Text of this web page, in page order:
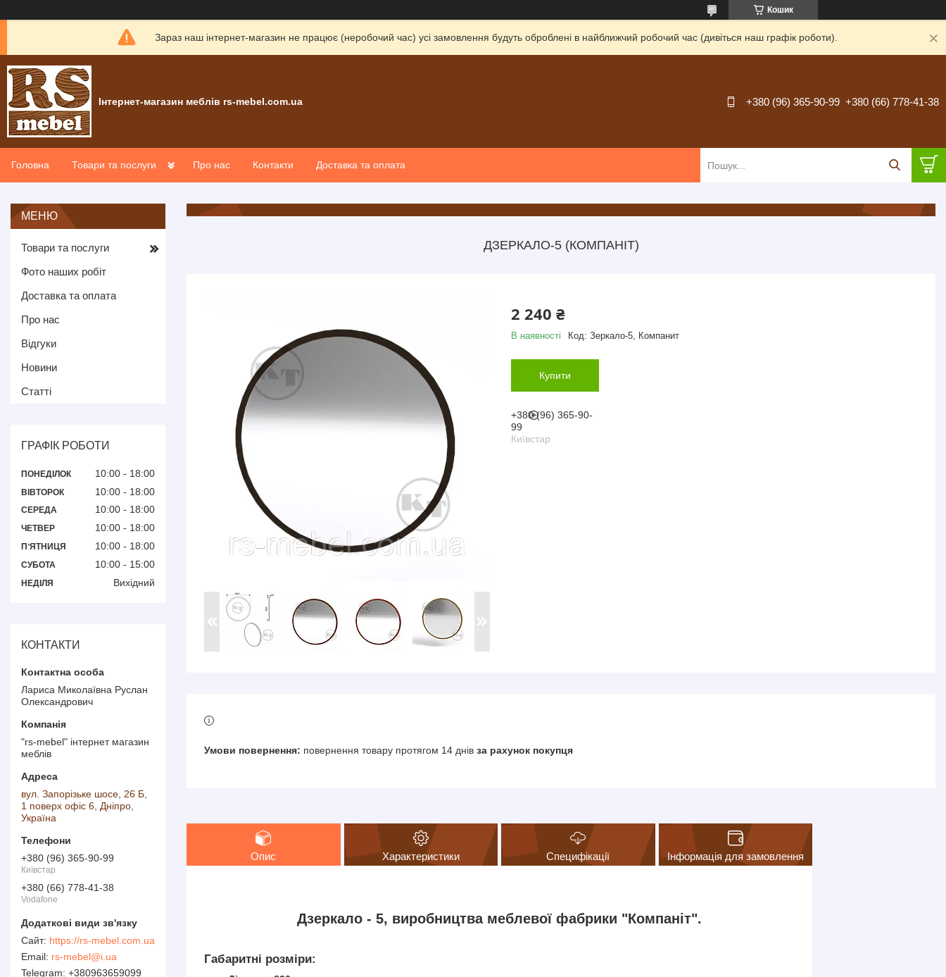
Кошик
Зараз наш інтернет-магазин не працює (неробочий час) усі замовлення будуть оброблені в найближчий робочий час (дивіться наш графік роботи).
Інтернет-магазин меблів rs-mebel.com.ua +380 (96) 365-90-99 +380 (66) 778-41-38
Головна Товари та послуги Про нас Контакти Доставка та оплата
ДЗЕРКАЛО-5 (КОМПАНІТ)
2 240 ₴
В наявності Код: Зеркало-5, Компанит
Купити
+380 (96) 365-90-
99
Київстар
повернення товару протягом 14 днів за рахунок покупця
Опис Характеристики Специфікації Інформація для замовлення
Дзеркало - 5, виробництва меблевої фабрики "Компаніт".
Габаритні розміри:
Товари та послуги
Фото наших робіт
Доставка та оплата
Про нас
Відгуки
Новини
Статті
ГРАФІК РОБОТИ
ПОНЕДІЛОК 10:00 18:00
ВІВТОРОК 10:00 18:00
СЕРЕДА 10:00 18:00
ЧЕТВЕР 10:00 18:00
ПʼЯТНИЦЯ 10:00 18:00
СУБОТА 10:00 15:00
НЕДІЛЯ Вихідний
КОНТАКТИ
Лариса Миколаївна Руслан
Олександрович
"rs-mebel" інтернет магазин
меблів
вул. Запорізьке шосе, 26 Б,
1 поверх офіс 6, Дніпро,
Україна
+380 (96) 365-90-99
Київстар
+380 (66) 778-41-38
Vodafone
https://rs-mebel.com.ua
rs-mebel@i.ua
+380963659099